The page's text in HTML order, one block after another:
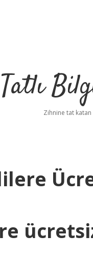
Tatlı
Zihnine tat katan